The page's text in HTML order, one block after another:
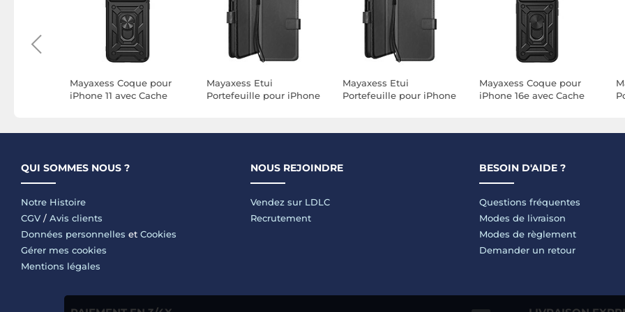
Mayaxess Coque pour
iPhone 11 avec Cache
Magnétique Noir
Mayaxess Etui
Portefeuille pour iPhone
Mayaxess Etui
Portefeuille pour iPhone
Mayaxess Coque pour
iPhone 16e avec Cache
Magnétique Noir
QUI SOMMES NOUS ?
Notre Histoire
CGV / Avis clients
Données personnelles et Cookies
Gérer mes cookies
Mentions légales
NOUS REJOINDRE
Vendez sur LDLC
Recrutement
BESOIN D'AIDE ?
Questions fréquentes
Modes de livraison
Modes de règlement
Demander un retour